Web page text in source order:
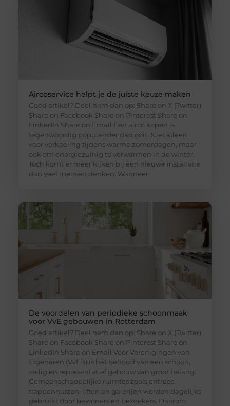
Aircoservice helpt je de juiste keuze maken
Goed artikel? Deel hem dan op: Share on X (Twitter)
Share on Facebook Share on Pinterest Share on
LinkedIn Share on Email Een airco kopen is
tegenwoordig populairder dan ooit. Niet alleen
voor verkoeling tijdens warme zomerdagen, maar
ook om energiezuinig te verwarmen in de winter.
Toch komt er meer kijken bij een nieuwe installatie
dan veel mensen denken. Wanneer
De voordelen van periodieke schoonmaak
voor VvE gebouwen in Rotterdam
Goed artikel? Deel hem dan op: Share on X (Twitter)
Share on Facebook Share on Pinterest Share on
LinkedIn Share on Email Voor Verenigingen van
Eigenaren (VvE’s) is het behoud van een schoon,
veilig en representatief gebouw van groot belang.
Gemeenschappelijke ruimtes zoals entrees,
trappenhuizen, liften en galerijen worden dagelijks
gebruikt door bewoners en bezoekers. Daarom